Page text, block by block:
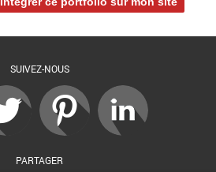
SUIVEZ-NOUS
PARTAGER